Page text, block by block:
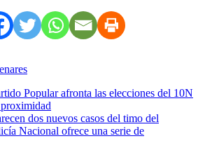
Popular afronta las elecciones del 10N
dos nuevos casos del timo del
Nacional ofrece una serie de